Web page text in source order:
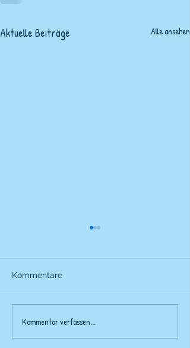
Aktuelle Beiträge Alle ansehen
Spannende Orte für
gratis-Ausflüge in deiner
Kommentare
Kommentar verfassen...